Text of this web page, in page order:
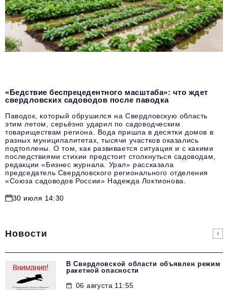
«Бедствие беспрецедентного масштаба»: что ждет
свердловских садоводов после паводка
Паводок, который обрушился на Свердловскую область
этим летом, серьёзно ударил по садоводческим
товариществам региона. Вода пришла в десятки домов в
разных муниципалитетах, тысячи участков оказались
подтоплены. О том, как развивается ситуация и с какими
последствиями стихии предстоит столкнуться садоводам,
редакции «Бизнес журнала. Урал» рассказала
председатель Свердловского регионального отделения
«Союза садоводов России» Надежда Локтионова.
30 июля 14:30
Новости
В Свердловской области объявлен режим
ракетной опасности
06 августа 11:55